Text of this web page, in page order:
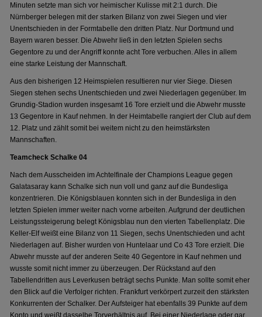
Minuten setzte man sich vor heimischer Kulisse mit 2:1 durch. Die
Nürnberger belegen mit der starken Bilanz von zwei Siegen und vier
Unentschieden in der Formtabelle den dritten Platz. Nur Dortmund und
Bayern waren besser. Die Abwehr ließ in den letzten Spielen sechs
Gegentore zu und der Angriff konnte acht Tore verbuchen. Alles in allem
eine starke Leistung der Mannschaft.
Aus den bisherigen 12 Heimspielen resultieren nur vier Siege. Diesen
Siegen stehen sechs Unentschieden und zwei Niederlagen gegenüber. Im
Grundig-Stadion wurden insgesamt 16 Tore erzielt und die Abwehr musste
13 Gegentore in Kauf nehmen. In der Heimtabelle rangiert der Club auf dem
12. Platz und zählt somit bei weitem nicht zu den heimstärksten
Mannschaften.
Teamcheck Schalke 04
Nach dem Ausscheiden im Achtelfinale der Champions League gegen
Galatasaray kann Schalke sich nun voll und ganz auf die Bundesliga
konzentrieren. Die Königsblauen konnten sich in der Bundesliga in den
letzten Spielen immer weiter nach vorne arbeiten. Aufgrund der deutlichen
Leistungssteigerung belegt Königsblau nun den vierten Tabellenplatz. Die
Keller-Elf weißt eine Bilanz von 11 Siegen, sechs Unentschieden und acht
Niederlagen auf. Bisher wurden von Huntelaar und Co 43 Tore erzielt. Die
Abwehr musste auf der anderen Seite 40 Gegentore in Kauf nehmen und
wusste somit nicht immer zu überzeugen. Der Rückstand auf den
Tabellendritten aus Leverkusen beträgt sechs Punkte. Man sollte somit eher
den Blick auf die Verfolger richten. Frankfurt verkörpert zurzeit den stärksten
Konkurrenten der Schalker. Der Aufsteiger hat ebenfalls 39 Punkte auf dem
Konto und weißt dasselbe Torverhältnis auf. Bei einer Niederlage oder gar